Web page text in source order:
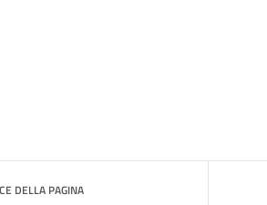
DELLA PAGINA